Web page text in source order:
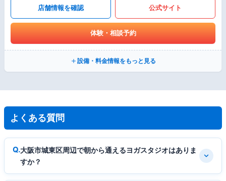
店舗情報を確認 公式サイト
体験・相談予約
設備・料金情報をもっと見る
よくある質問
大阪市城東区周辺で朝から通えるヨガスタジオはありま
すか？